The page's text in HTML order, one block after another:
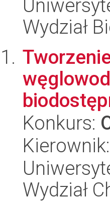
Wydział
Konkurs:
Wydział